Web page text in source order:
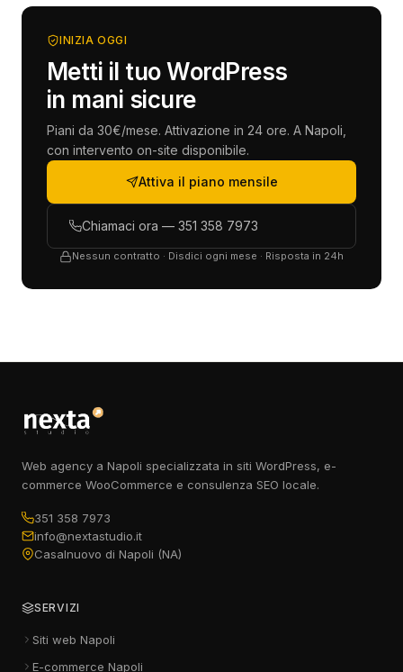
INIZIA OGGI
Metti il tuo WordPress
in mani sicure
Piani da 30€/mese. Attivazione in 24 ore. A Napoli,
con intervento on-site disponibile.
Attiva il piano mensile
Chiamaci ora — 351 358 7973
Nessun contratto · Disdici ogni mese · Risposta in 24h
Web agency a Napoli specializzata in siti WordPress, e-
commerce WooCommerce e consulenza SEO locale.
351 358 7973
info@nextastudio.it
Casalnuovo di Napoli (NA)
SERVIZI
Siti web Napoli
E-commerce Napoli